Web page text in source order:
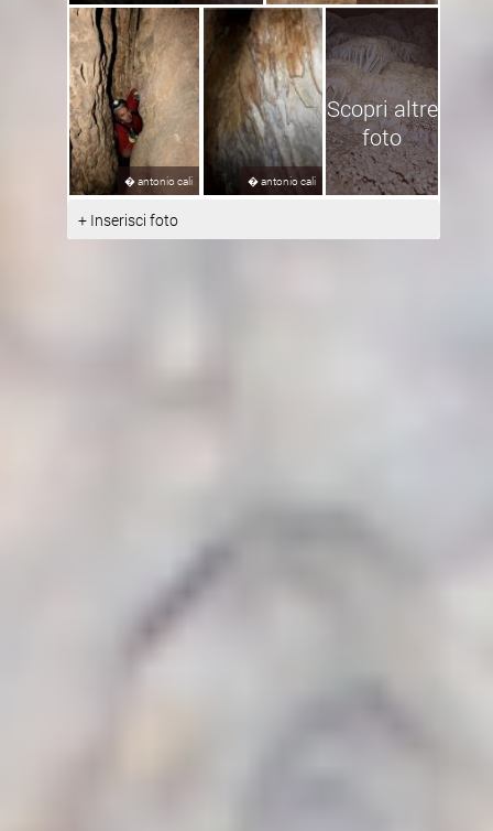
�antonio cali �antonio cali
Scopri altre
foto
+ Inserisci foto